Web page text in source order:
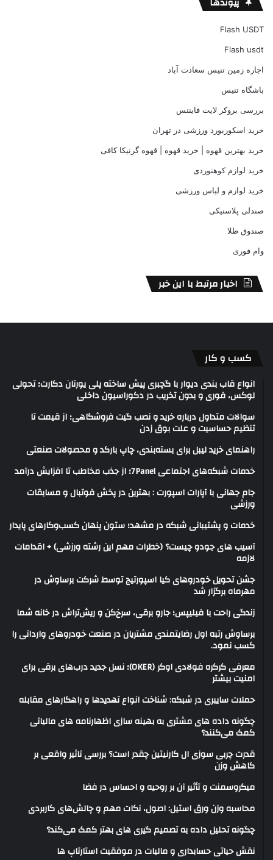
Flash USDT
Flash usdt
اجاره زمین تنیس سعادت آباد
باشگاه تنیس
بررسی بروکر لایت فایننس
خرید اسکوربورد ورزشی در تهران
خرید بهترین قهوه | خرید قهوه | قهوه گرنیکا کافی
خرید لوازم کوهنوردی
خرید لوازم و لباس ورزشی
صندلی پلاستیکی
صندوق طلا
وام فوری
اخبار مرتبط با این خبر
کسب و کار
انواع قاب بندی دیوار با گچبری پیش ساخته پلی یورتان دکارت؛ تحولی
لوکس، فوری و بدون تخریب در دکوراسیون داخلی
سوالات متداول درباره خرید و نصب گیت فروشگاهی؛ از قیمت تا
تنظیم حساسیت و علت بوق زدن
راهنمای خرید لیبل برای بسته‌بندی، چاپ بارکد و محصولات صنعتی
خدمات شبکه‌های اجتماعی 7Panel؛ از جذب مخاطب تا افزایش درآمد
جام جهانی با آپارات اسپورت : بهترین در پخش فوتبال و مسابقات
ورزشی
خدمات و پشتیبانی شبکه در مشهد؛ ستون پنهان کسب‌وکارهای پایدار
آسیب های جودو چیست؟ (خطرات مهم این رشته ورزشی) + اقدامات
لازمه
جشن تحویل خودروهای کیا اسپورتیج توسط شرکت برساوش در
مهرماه برگزار شد
زندگی راحت با فیلیپس؛ جارو برقی، سرخ‌کن و ریش‌تراش در خانه شما
برساوش رتبه اول رضایتمندی مشتریان در صنعت خودروهای وارداتی را
کسب نمود.
معرفی کرکره فولادی اوکر (OKER)؛ نسل جدید درب‌های برقی برای
امنیت بیشتر
حملات سایبری در شبکه: شناخت انواع تهدیدها و راهکارهای مقابله
چگونه داده های مشتری به بهینه سازی اظهارنامه های مالیاتی
کمک می‌کنند؟
قدرت چربی سوزی ال کارنیتین چقدر است؟ بررسی تاثیر واقعی بر
کاهش وزن
میکروسمنت و تأثیر آن بر روحیه و احساس در فضا
محاسبه وزن ورق استیل: اصول، نکات مهم و چالش‌های کاربردی
چگونه تحلیل داده به تصمیم گیری های بهتر کمک می‌کند؟
نقش حیاتی حسابداری و مالیات در موفقیت استارتاپ ها